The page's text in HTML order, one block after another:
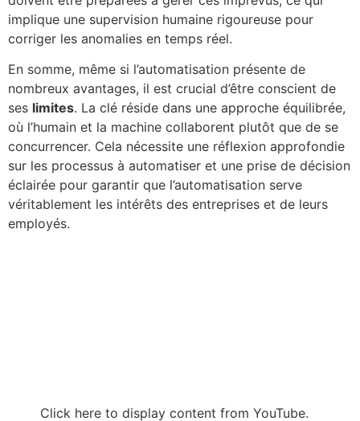
implique une supervision humaine rigoureuse pour
corriger les anomalies en temps réel.
En somme, même si l’automatisation présente de
nombreux avantages, il est crucial d’être conscient de
ses limites. La clé réside dans une approche équilibrée,
où l’humain et la machine collaborent plutôt que de se
concurrencer. Cela nécessite une réflexion approfondie
sur les processus à automatiser et une prise de décision
éclairée pour garantir que l’automatisation serve
véritablement les intérêts des entreprises et de leurs
employés.
Click here to display content from YouTube.